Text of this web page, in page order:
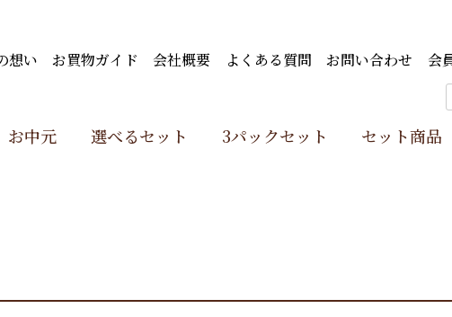
想い お買物ガイド 会社概要 よくある質問 お問い合わせ 会
お中元 選べるセット 3パックセット セット商品